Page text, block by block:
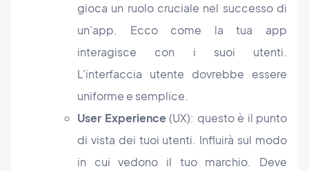
gioca un ruolo cruciale nel successo di
un'app. Ecco come la tua app
interagisce con i suoi utenti.
L'interfaccia utente dovrebbe essere
uniforme e semplice.
User Experience(UX): questo è il punto
di vista dei tuoi utenti. Influirà sul modo
in cui vedono il tuo marchio. Deve